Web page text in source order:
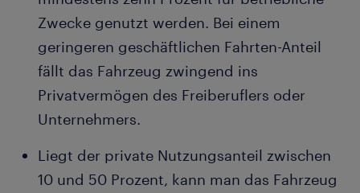
Zwecke genutzt werden. Bei einem
geringeren geschäftlichen Fahrten-Anteil
fällt das Fahrzeug zwingend ins
Privatvermögen des Freiberuflers oder
Unternehmers.
Liegt der private Nutzungsanteil zwischen
10 und 50 Prozent, kann man das Fahrzeug